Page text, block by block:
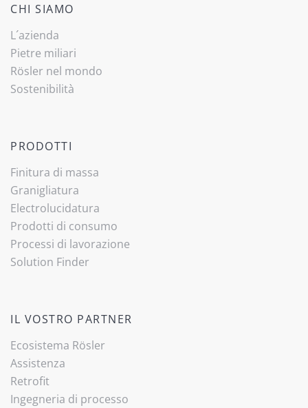
CHI SIAMO
L´azienda
Pietre miliari
Rösler nel mondo
Sostenibilità
PRODOTTI
Finitura di massa
Granigliatura
Electrolucidatura
Prodotti di consumo
Processi di lavorazione
Solution Finder
IL VOSTRO PARTNER
Ecosistema Rösler
Assistenza
Retrofit
Ingegneria di processo